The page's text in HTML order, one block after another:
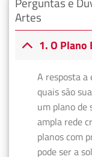
Artes
1. O Plano
A resposta a
quais são
um plano de
ampla rede
planos com
pode ser a